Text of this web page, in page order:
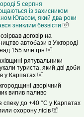
5 серпня
із захисником
Югасом, який два роки
зниклим безвісти
договір на
автобази в Ужгороді
155 млн грн
рятувальники
туриста, який дві доби
у Карпатах
дворічний
випив паливо
спеку до +40 °C у Карпатах
охорону лісів